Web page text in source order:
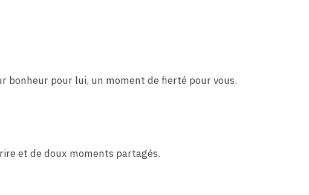
bonheur pour lui, un moment de fierté pour vous.
et de doux moments partagés.